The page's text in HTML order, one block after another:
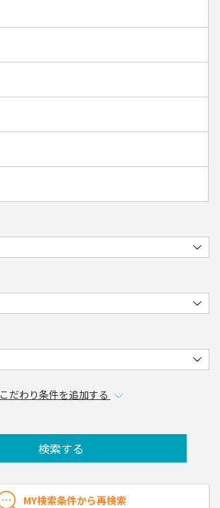
こだわり条件を追加する
検索する
MY検索条件から再検索